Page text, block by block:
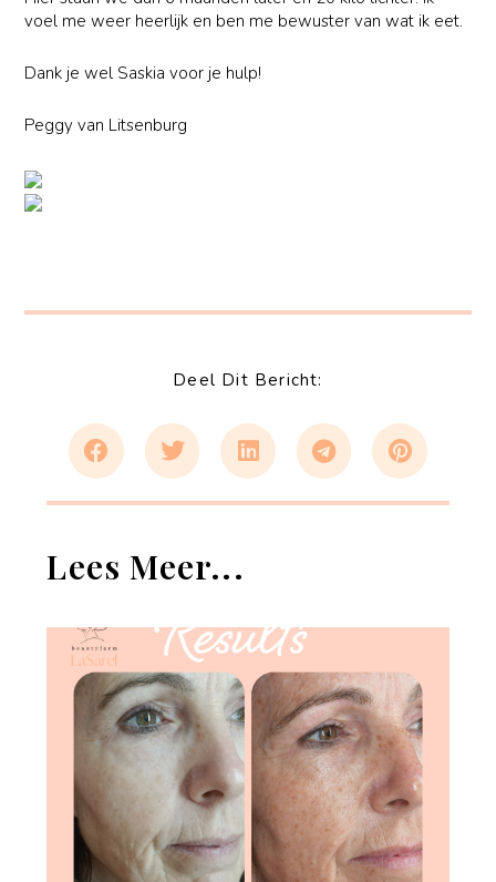
voel me weer heerlijk en ben me bewuster van wat ik eet.
Dank je wel Saskia voor je hulp!
Peggy van Litsenburg
Deel Dit Bericht:
Lees Meer...